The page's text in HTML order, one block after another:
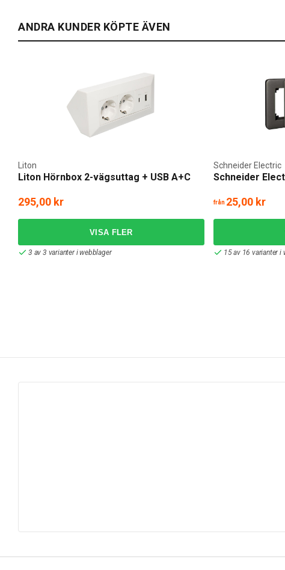
ANDRA KUNDER KÖPTE ÄVEN
Liton Hörnbox 2-vägsuttag + USB A+C
Liton
295,00 kr
3 av 3 varianter i webblager
Schneider
Schneider Electric
från 25,00 kr
15 av 16 varianter i